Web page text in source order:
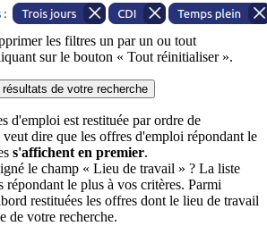
les filtres un par un ou tout
sur le bouton « Tout réinitialiser ».
de votre recherche
d'emploi est restituée par ordre de
dire que les offres d'emploi répondant le
s'affichent en premier.
le champ « Lieu de travail » ? La liste
répondant le plus à vos critères. Parmi
restituées les offres dont le lieu de travail
de votre recherche.